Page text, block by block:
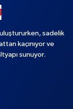
sadelik
kaçınıyor ve
sunuyor.